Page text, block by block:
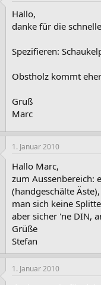
Hallo,
danke für die
Spezifieren:
Obstholz kommt
Gruß
Marc
1. Januar 2010
Hallo Marc,
zum Aussenbereich:
(handgeschälte
man sich keine
aber sicher 'ne DIN,
Grüße
Stefan
1. Januar 2010